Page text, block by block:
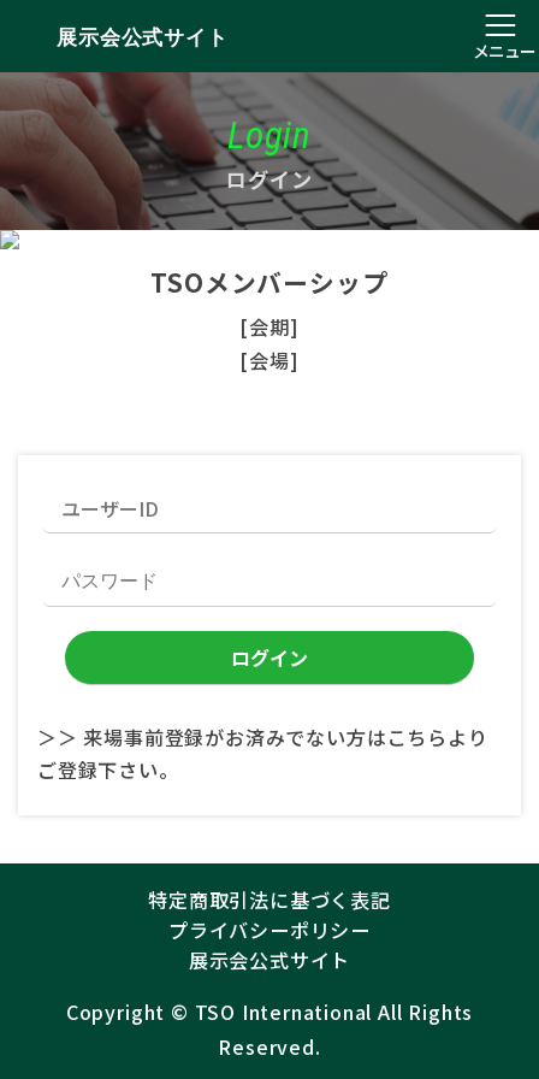
展示会公式サイト
メニュー
Login
ログイン
TSOメンバーシップ
[会期]
[会場]
＞＞ 来場事前登録がお済みでない方はこちらより
ご登録下さい。
特定商取引法に基づく表記
プライバシーポリシー
展示会公式サイト
Copyright ©︎ TSO International All Rights
Reserved.